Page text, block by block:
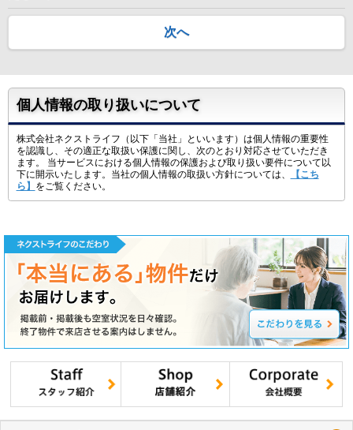
次へ
個人情報の取り扱いについて
株式会社ネクストライフ（以下「当社」といいます）は個人情報の重要性
を認識し、その適正な取扱い保護に関し、次のとおり対応させていただき
ます。 当サービスにおける個人情報の保護および取り扱い要件について以
下に開示いたします。当社の個人情報の取扱い方針については、
【こち
ら】
をご覧ください。